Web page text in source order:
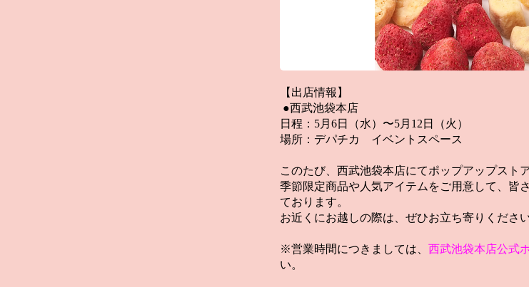
【出店情報】
●西武池袋本店
日程：5月6日（水）〜5月12日（火）
場所：デパチカ　イベントスペース
このたび、西武池袋本店にてポップアップスト
季節限定商品や人気アイテムをご用意して、皆
ております。
お近くにお越しの際は、ぜひお立ち寄りください
※営業時間につきましては、 西武池袋本店公式
い。